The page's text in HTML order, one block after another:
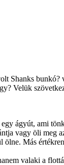
Shanks
Velük
ágyút, ami
vagy öli meg
Más
valaki a